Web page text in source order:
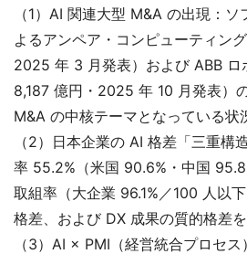
（1）AI 関連大型 M&A の出現：
よるアンペア・コンピューティン
2025 年 3 月発表）および ABB ロ
8,187 億円・2025 年 10 月発表）
M&A の中核テーマとなっている状
（2）日本企業の AI 格差「三重構
率 55.2%（米国 90.6%・中国
取組率（大企業 96.1%／100 人以
格差、および DX 成果の質的格差を
（3）AI × PMI（経営統合プロセ